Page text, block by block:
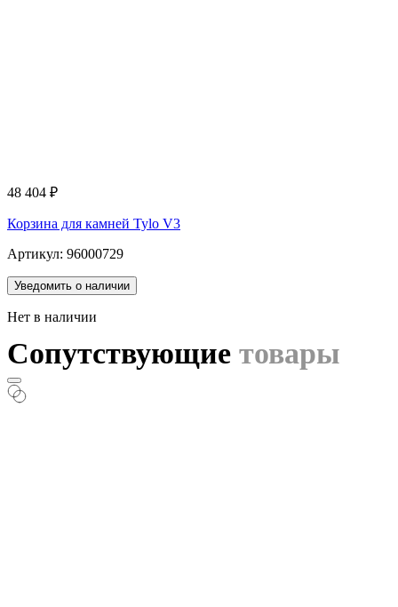
48 404 ₽
Корзина для камней Tylo V3
Артикул: 96000729
Уведомить о наличии
Нет в наличии
Сопутствующие товары